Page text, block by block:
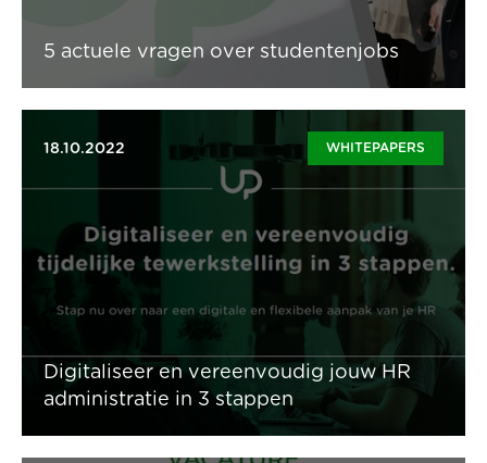
5 actuele vragen over studentenjobs
18.10.2022 WHITEPAPERS
Digitaliseer en vereenvoudig jouw HR
administratie in 3 stappen
Digitaliseer en vereenvoudig je personeelsadministratie
in 3 stappen
Lees artikel